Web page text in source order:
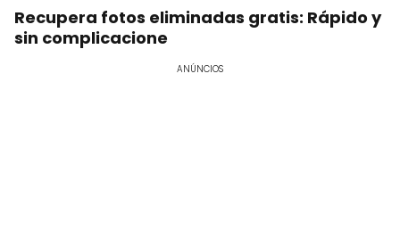
Recupera fotos eliminadas gratis: Rápido y
sin complicacione
ANÚNCIOS